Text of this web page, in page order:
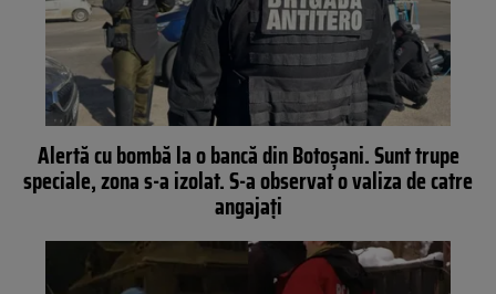
Alertă cu bombă la o bancă din Botoșani. Sunt trupe
speciale, zona s-a izolat. S-a observat o valiza de catre
angajați